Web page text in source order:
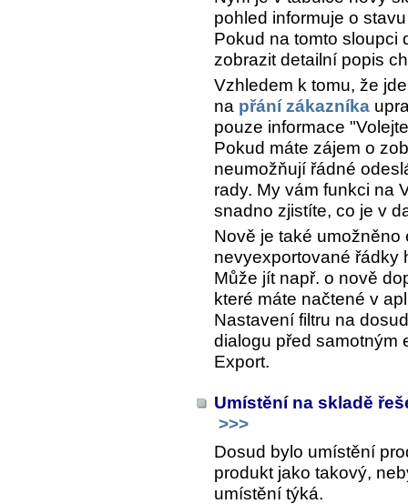
pohled informuje o
Pokud na tomto sloupci
zobrazit detailní popis
Vzhledem k tomu, že
na přání zákazníka
pouze informace
Pokud máte zájem o
neumožňují řádné
rady. My vám funkci na
snadno zjistíte, co je v
Nově je také
nevyexportované řádky
Může jít např. o nově
které máte načtené v
Nastavení filtru na
dialogu před samotným
Export.
Umístění na skladě
>>>
Dosud bylo umístění
produkt jako takový,
umístění týká.